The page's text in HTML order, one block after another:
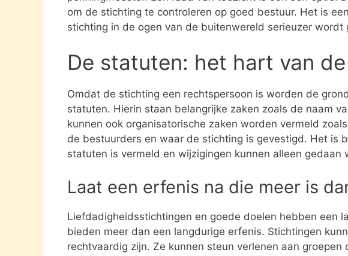
om de stichting te controleren op goed bestuur. Het is
stichting in de ogen van de buitenwereld serieuzer wordt
De statuten: het hart van
Omdat de stichting een rechtspersoon is worden de
statuten. Hierin staan belangrijke zaken zoals de naam
kunnen ook organisatorische zaken worden vermeld
de bestuurders en waar de stichting is gevestigd. Het is
statuten is vermeld en wijzigingen kunnen alleen gedaan
Laat een erfenis na die meer is
Liefdadigheidsstichtingen en goede doelen hebben een
bieden meer dan een langdurige erfenis. Stichtingen
rechtvaardig zijn. Ze kunnen steun verlenen aan groepen